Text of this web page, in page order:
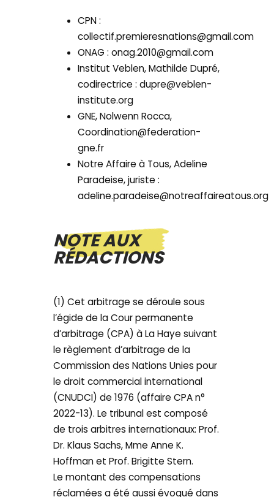
CPN :
collectif.premieresnations@gmail.com
ONAG : onag.2010@gmail.com
Institut Veblen, Mathilde Dupré,
codirectrice : dupre@veblen-
institute.org
GNE, Nolwenn Rocca,
Coordination@federation-
gne.fr
Notre Affaire à Tous, Adeline
Paradeise, juriste :
adeline.paradeise@notreaffaireatous.org
NOTE AUX
RÉDACTIONS
(1) Cet arbitrage se déroule sous
l’égide de la Cour permanente
d’arbitrage (CPA) à La Haye suivant
le règlement d’arbitrage de la
Commission des Nations Unies pour
le droit commercial international
(CNUDCI) de 1976 (affaire CPA n°
2022-13). Le tribunal est composé
de trois arbitres internationaux: Prof.
Dr. Klaus Sachs, Mme Anne K.
Hoffman et Prof. Brigitte Stern.
Le montant des compensations
réclamées a été aussi évoqué dans